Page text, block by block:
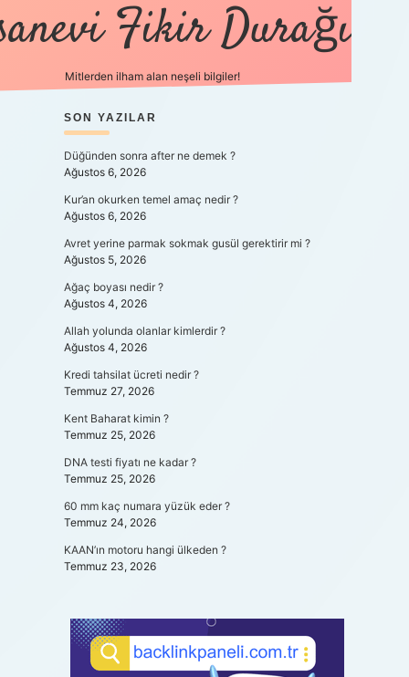
Fikir Durağı
Mitlerden ilham alan neşeli bilgiler!
SIDEBAR
SON YAZILAR
Düğünden sonra after ne demek ?
Ağustos 6, 2026
Kur’an okurken temel amaç nedir ?
Ağustos 6, 2026
Avret yerine parmak sokmak gusül gerektirir mi ?
Ağustos 5, 2026
Ağaç boyası nedir ?
Ağustos 4, 2026
Allah yolunda olanlar kimlerdir ?
Ağustos 4, 2026
Kredi tahsilat ücreti nedir ?
Temmuz 27, 2026
Kent Baharat kimin ?
Temmuz 25, 2026
DNA testi fiyatı ne kadar ?
Temmuz 25, 2026
60 mm kaç numara yüzük eder ?
Temmuz 24, 2026
KAAN’ın motoru hangi ülkeden ?
Temmuz 23, 2026